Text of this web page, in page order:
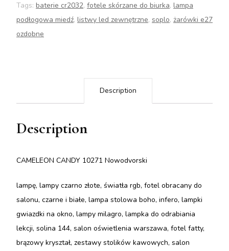
Tags: baterie cr2032, fotele skórzane do biurka, lampa
podłogowa miedź, listwy led zewnętrzne, soplo, żarówki e27
ozdobne
Description
Description
CAMELEON CANDY 10271 Nowodvorski
lampę, lampy czarno złote, światła rgb, fotel obracany do
salonu, czarne i białe, lampa stolowa boho, infero, lampki
gwiazdki na okno, lampy milagro, lampka do odrabiania
lekcji, solina 144, salon oświetlenia warszawa, fotel fatty,
brązowy kryształ, zestawy stolików kawowych, salon